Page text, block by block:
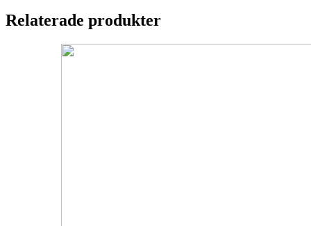
Relaterade produkter